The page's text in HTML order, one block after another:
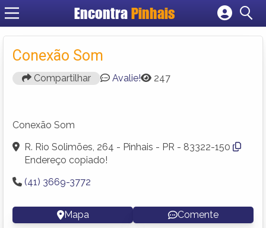
Encontra Pinhais
Cadastrar empresa
Conexão Som
Compartilhar Avalie! 247
Conexão Som
R. Rio Solimões, 264 - Pinhais - PR - 83322-150
Endereço copiado!
(41) 3669-3772
Mapa Comente